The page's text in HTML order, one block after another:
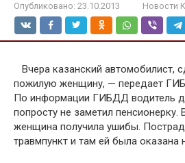
Опубликовано: 23.10.2013 Новости
Вчера казанский автомобилист,
пожилую женщину, — передает
По информации ГИБДД водитель
попросту не заметил пенсионерку.
женщина получила ушибы.
травмпункт и там ей была